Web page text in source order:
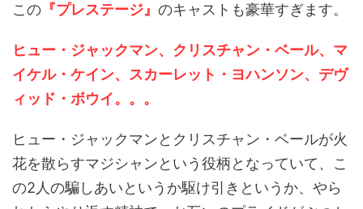
この 『プレステージ』 のキャストも豪華すぎます。
ヒュー ・ ジャックマン、クリスチャン・ベール、マ
イケル・ケイン、スカーレット・ヨハンソン、デヴ
ィッド・ボウイ。。。
ヒュー・ジャックマンとクリスチャン・ベールが火
花を散らすマジシャンという役柄となっていて、こ
の2人の騙しあいというか駆け引きというか、やら